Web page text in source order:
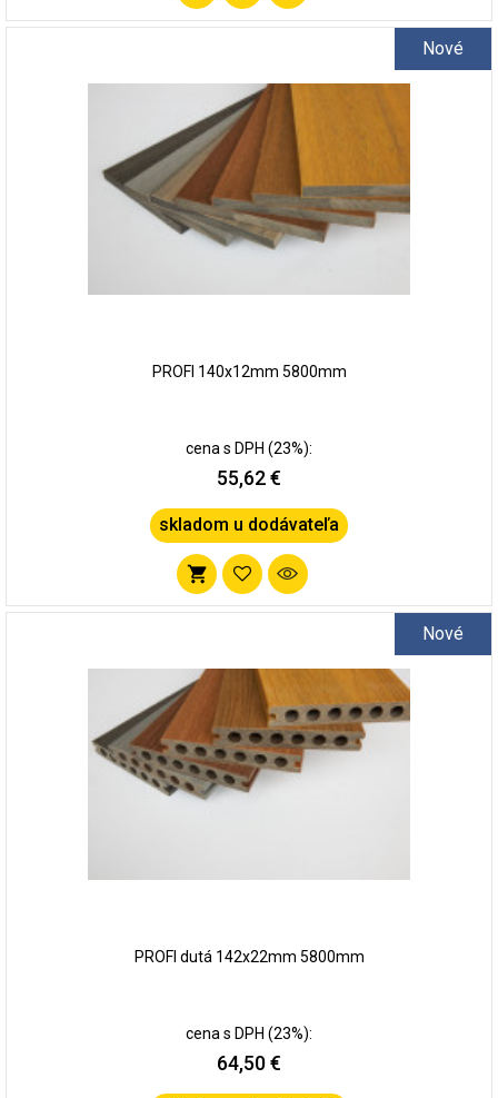
Pridať
obľúbených
Nové
PROFI 140x12mm 5800mm
cena s DPH (23%):
55,62 €
skladom u dodávateľa
Pridať
obľúbených
Nové
PROFI dutá 142x22mm 5800mm
cena s DPH (23%):
64,50 €